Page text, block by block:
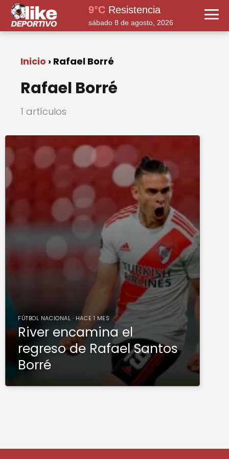
9°C Resistencia
sábado 8 de agosto, 2026
Inicio Rafael Borré
Rafael Borré
1 artículos
FÚTBOL NACIONAL · HACE 1 MES
River encamina el
regreso de Rafael Santos
Borré